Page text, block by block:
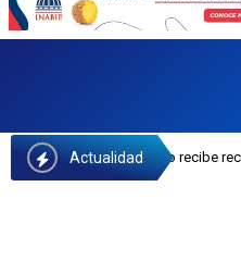
Actualidad
Castillo recibe reconocimiento en